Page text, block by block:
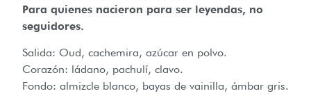
Para quienes nacieron para ser leyendas, no
seguidores.
Salida: Oud, cachemira, azúcar en polvo.
Corazón: ládano, pachulí, clavo.
Fondo: almizcle blanco, bayas de vainilla, ámbar gris.